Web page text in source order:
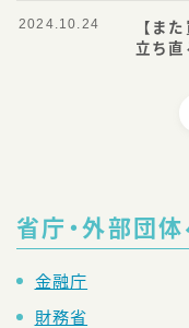
【ま
立ち直
2024.10.24
省庁・外部団体
金融庁
財務省